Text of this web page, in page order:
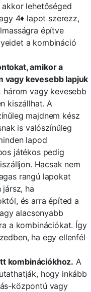
lehetőséged
4♦ lapot szerezz,
építve
a kombináció
amikor a
vagy kevesebb lapjuk
három vagy kevesebb
kiszállhat. A
majdnem kész
is valószínűleg
lapod
játékos pedig
Hacsak nem
rangú lapokat
ha
és arra építed a
alacsonyabb
a kombinációkat. Így
ha egy ellenfél
kombinációkhoz. A
hogy inkább
központú vagy